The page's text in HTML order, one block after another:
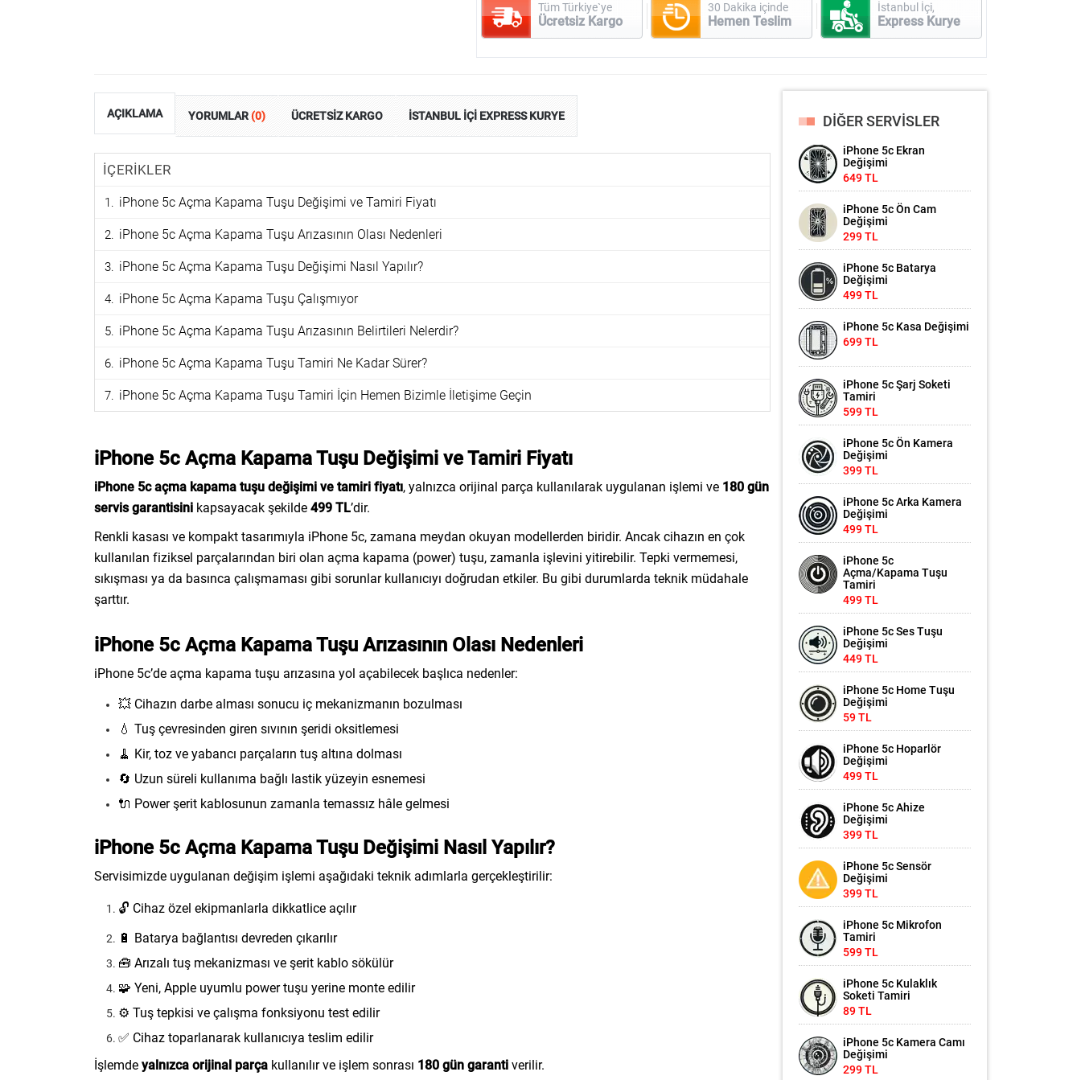
Tüm Türkiye`ye
Ücretsiz Kargo
30 Dakika içinde
Hemen Teslim
İstanbul İçi,
Express Kurye
AÇIKLAMA YORUMLAR(0) ÜCRETSİZ KARGO İSTANBUL İÇİ EXPRESS KURYE
İÇERİKLER
iPhone 5c Açma Kapama Tuşu Değişimi ve Tamiri Fiyatı
iPhone 5c Açma Kapama Tuşu Arızasının Olası Nedenleri
iPhone 5c Açma Kapama Tuşu Değişimi Nasıl Yapılır?
iPhone 5c Açma Kapama Tuşu Çalışmıyor
iPhone 5c Açma Kapama Tuşu Arızasının Belirtileri Nelerdir?
iPhone 5c Açma Kapama Tuşu Tamiri Ne Kadar Sürer?
iPhone 5c Açma Kapama Tuşu Tamiri İçin Hemen Bizimle İletişime Geçin
iPhone 5c Açma Kapama Tuşu Değişimi ve Tamiri Fiyatı
iPhone 5c açma kapama tuşu değişimi ve tamiri fiyatı, yalnızca orijinal parça kullanılarak uygulanan işlemi ve 180 gün
servis garantisini kapsayacak şekilde 499 TL’dir.
Renkli kasası ve kompakt tasarımıyla iPhone 5c, zamana meydan okuyan modellerden biridir. Ancak cihazın en çok
kullanılan fiziksel parçalarından biri olan açma kapama (power) tuşu, zamanla işlevini yitirebilir. Tepki vermemesi,
sıkışması ya da basınca çalışmaması gibi sorunlar kullanıcıyı doğrudan etkiler. Bu gibi durumlarda teknik müdahale
şarttır.
iPhone 5c Açma Kapama Tuşu Arızasının Olası Nedenleri
iPhone 5c’de açma kapama tuşu arızasına yol açabilecek başlıca nedenler:
💥 Cihazın darbe alması sonucu iç mekanizmanın bozulması
💧 Tuş çevresinden giren sıvının şeridi oksitlemesi
🧹 Kir, toz ve yabancı parçaların tuş altına dolması
🔄 Uzun süreli kullanıma bağlı lastik yüzeyin esnemesi
🔌 Power şerit kablosunun zamanla temassız hâle gelmesi
iPhone 5c Açma Kapama Tuşu Değişimi Nasıl Yapılır?
Servisimizde uygulanan değişim işlemi aşağıdaki teknik adımlarla gerçekleştirilir:
🔓 Cihaz özel ekipmanlarla dikkatlice açılır
🔋 Batarya bağlantısı devreden çıkarılır
🧰 Arızalı tuş mekanizması ve şerit kablo sökülür
🧩 Yeni, Apple uyumlu power tuşu yerine monte edilir
⚙️ Tuş tepkisi ve çalışma fonksiyonu test edilir
✅ Cihaz toparlanarak kullanıcıya teslim edilir
İşlemde yalnızca orijinal parça kullanılır ve işlem sonrası 180 gün garanti verilir.
DİĞER SERVİSLER
iPhone 5c Ekran
Değişimi
649 TL
iPhone 5c Ön Cam
Değişimi
299 TL
iPhone 5c Batarya
Değişimi
499 TL
iPhone 5c Kasa Değişimi
699 TL
iPhone 5c Şarj Soketi
Tamiri
599 TL
iPhone 5c Ön Kamera
Değişimi
399 TL
iPhone 5c Arka Kamera
Değişimi
499 TL
iPhone 5c
Açma/Kapama Tuşu
Tamiri
499 TL
iPhone 5c Ses Tuşu
Değişimi
449 TL
iPhone 5c Home Tuşu
Değişimi
59 TL
iPhone 5c Hoparlör
Değişimi
499 TL
iPhone 5c Ahize
Değişimi
399 TL
iPhone 5c Sensör
Değişimi
399 TL
iPhone 5c Mikrofon
Tamiri
599 TL
iPhone 5c Kulaklık
Soketi Tamiri
89 TL
iPhone 5c Kamera Camı
Değişimi
299 TL